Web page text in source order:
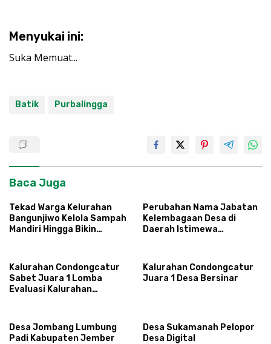
Menyukai ini:
Suka Memuat...
Batik Purbalingga
Baca Juga
Tekad Warga Kelurahan
Bangunjiwo Kelola Sampah
Mandiri Hingga Bikin
Perubahan Nama Jabatan
Kelembagaan Desa di
Daerah Istimewa
Kalurahan Condongcatur
Sabet Juara 1 Lomba
Evaluasi Kalurahan
Kalurahan Condongcatur
Juara 1 Desa Bersinar
Desa Jombang Lumbung
Padi Kabupaten Jember
Desa Sukamanah Pelopor
Desa Digital